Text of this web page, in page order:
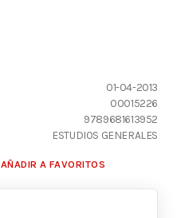
01-04-2013
00015226
9789681613952
ESTUDIOS GENERALES
AÑADIR A FAVORITOS